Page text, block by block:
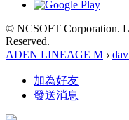
© NCSOFT Corporation.
Reserved.
ADEN LINEAGE M ›
加為好友
發送消息